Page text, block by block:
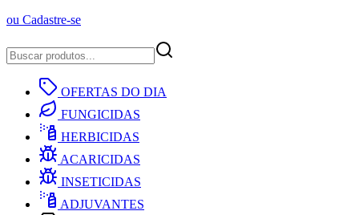
ou Cadastre-se
OFERTAS DO DIA
FUNGICIDAS
HERBICIDAS
ACARICIDAS
INSETICIDAS
ADJUVANTES